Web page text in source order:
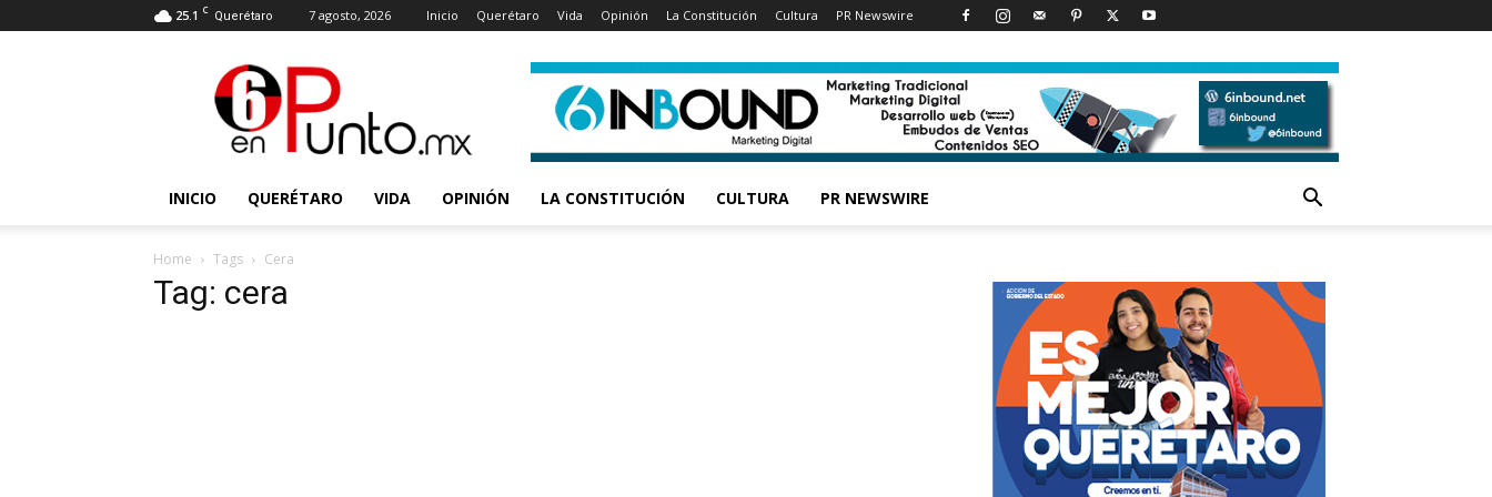
25.1 C Querétaro 7 agosto, 2026 Inicio Querétaro Vida Opinión La Constitución Cultura PR Newswire
punto
INICIO QUERÉTARO VIDA OPINIÓN LA CONSTITUCIÓN CULTURA PR NEWSWIRE
Home Tags Cera
Tag: cera